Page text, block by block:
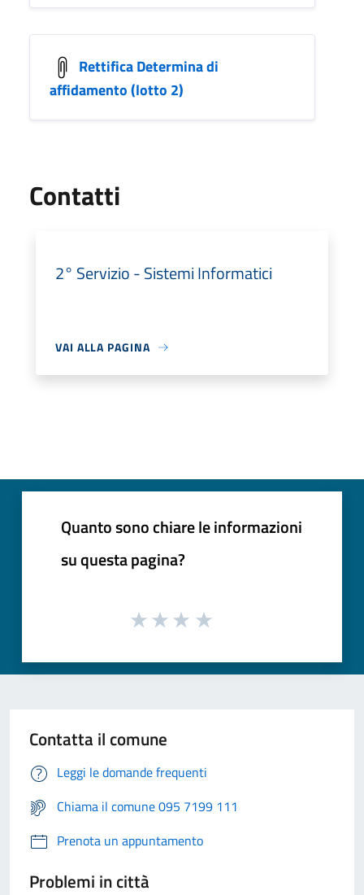
Rettifica Determina di
affidamento (lotto 2)
Contatti
2° Servizio - Sistemi Informatici
VAI ALLA PAGINA
Quanto sono chiare le informazioni
su questa pagina?
Contatta il comune
Leggi le domande frequenti
Chiama il comune 095 7199 111
Prenota un appuntamento
Problemi in città